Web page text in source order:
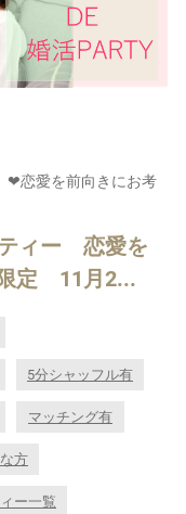
恋愛を前向きにお考
ィー 恋愛を
定 11月2...
5分シャッフル有
マッチング有
方
ー一覧